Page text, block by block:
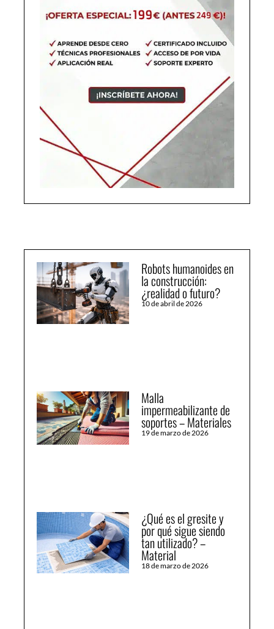
Robots humanoides en
la construcción:
¿realidad o futuro?
10 de abril de 2026
Malla
impermeabilizante de
soportes – Materiales
19 de marzo de 2026
¿Qué es el gresite y
por qué sigue siendo
tan utilizado? –
Material
18 de marzo de 2026